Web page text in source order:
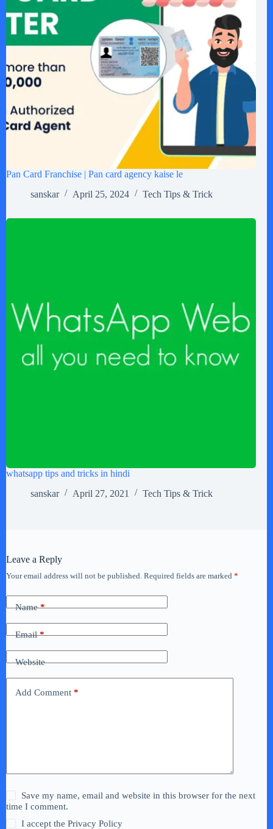
Pan Card Franchise | Pan card agency kaise le
sanskar
April 25, 2024 Tech Tips & Trick
whatsapp tips and tricks in hindi
sanskar
April 27, 2021 Tech Tips & Trick
Leave a Reply
Your email address will not be published. Required fields are marked *
Name*
Email*
Website
Add Comment *
Save my name, email and website in this browser for the next
time I comment.
I accept thePrivacy Policy